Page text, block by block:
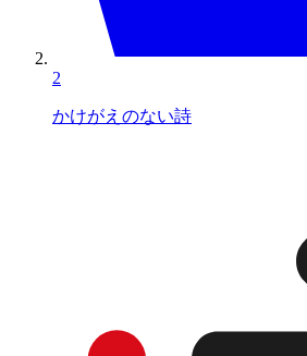
2
かけがえのない詩